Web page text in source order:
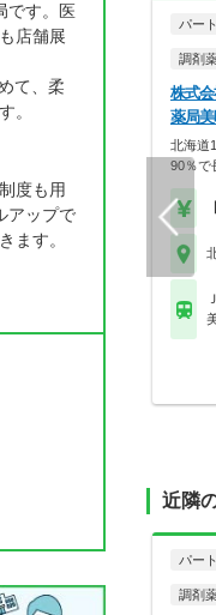
です。医
店舗展
て、柔
。
度も用
アップで
ます。
パー
調剤
株式
薬局
北海道
90％で
近隣
パー
調剤